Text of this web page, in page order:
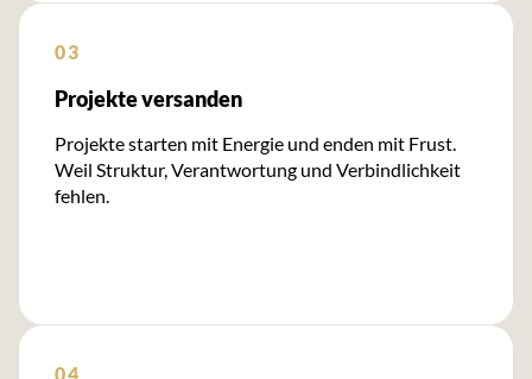
03
Projekte versanden
Projekte starten mit Energie und enden mit Frust.
Weil Struktur, Verantwortung und Verbindlichkeit
fehlen.
04